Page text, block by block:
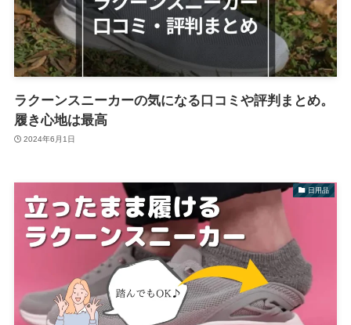
ラクーンスニーカーの気になる口コミや評判まとめ。
履き心地は最高
2024年6月1日
日用品